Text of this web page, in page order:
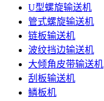
U型螺旋输送机
管式螺旋输送机
链板输送机
波纹挡边输送机
大倾角皮带输送机
刮板输送机
鳞板机